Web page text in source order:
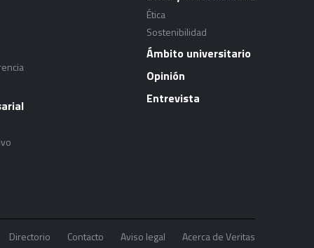
Ética
Sostenibilidad
Ámbito universitario
Opinión
Entrevista
Directorio Contacto Aviso legal Acerca de Veritas